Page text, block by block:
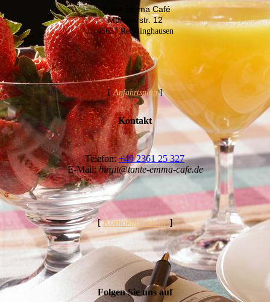
Tante Emma Café
Münsterstr. 12
45657 Recklinghausen
[ Anfahrtsplan]
Kontakt
Telefon:+49 2361 25 327
E-Mail:birgit@tante-emma-cafe.de
[Kontaktformular]
Folgen Sie uns auf